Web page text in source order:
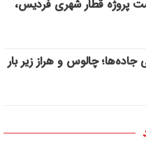
پروژه قطار شهری فردیس،
چالوس و هراز زیر بار